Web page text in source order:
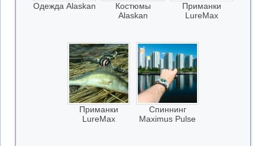
Одежда Alaskan
Костюмы
Alaskan
Приманки
LureMax
Приманки
LureMax
Спиннинг
Maximus Pulse